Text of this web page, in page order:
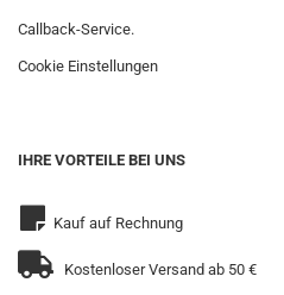
Callback-Service.
Cookie Einstellungen
IHRE VORTEILE BEI UNS
Kauf auf Rechnung
Kostenloser Versand ab 50 €